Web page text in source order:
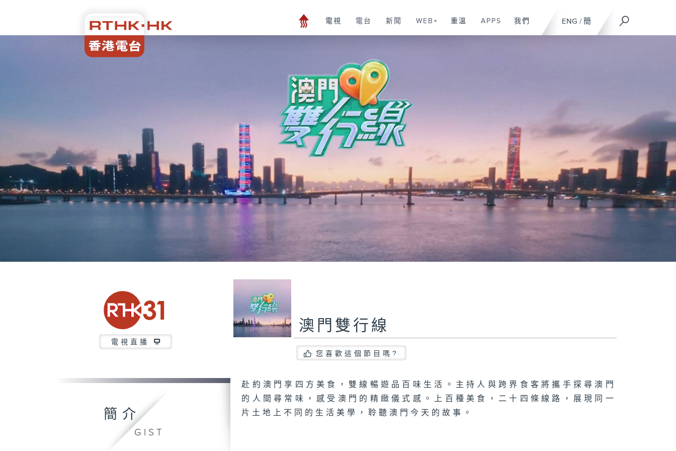
ENG / 簡
電視 電台 新聞 WEB+ 重溫 APPS 我們
電視直播
澳門雙行線
您喜歡這個節目嗎?
簡介
GIST
赴約澳門享四方美食，雙線暢遊品百味生活。主持人與跨界食客將攜手探尋澳門
的人間尋常味，感受澳門的精緻儀式感。上百種美食，二十四條線路，展現同一
片土地上不同的生活美學，聆聽澳門今天的故事。